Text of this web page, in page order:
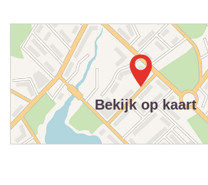
Bekijk op kaart